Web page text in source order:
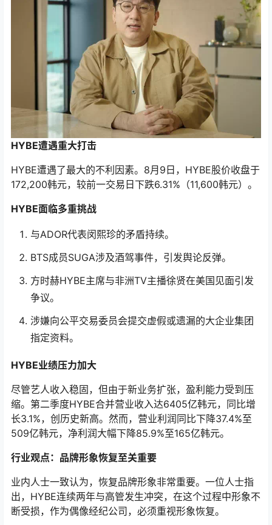
HYBE遭遇重大打击
HYBE遭遇了最大的不利因素。8月9日，HYBE股价收盘于
172,200韩元，较前一交易日下跌6.31%（11,600韩元）。
HYBE面临多重挑战
与ADOR代表闵熙珍的矛盾持续。
BTS成员SUGA涉及酒驾事件，引发舆论反弹。
方时赫HYBE主席与非洲TV主播徐贤在美国见面引发
争议。
涉嫌向公平交易委员会提交虚假或遗漏的大企业集团
指定资料。
HYBE业绩压力加大
尽管艺人收入稳固，但由于新业务扩张，盈利能力受到压
缩。第二季度HYBE合并营业收入达6405亿韩元，同比增
长3.1%，创历史新高。然而，营业利润同比下降37.4%至
509亿韩元，净利润大幅下降85.9%至165亿韩元。
行业观点：品牌形象恢复至关重要
业内人士一致认为，恢复品牌形象非常重要。一位人士指
出，HYBE连续两年与高管发生冲突，在这个过程中形象不
断受损，作为偶像经纪公司，必须重视形象恢复。